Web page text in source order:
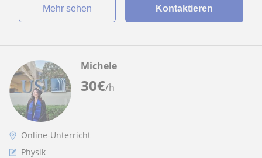
Mehr sehen Kontaktieren
30€/h
Michele
Online-Unterricht
Physik